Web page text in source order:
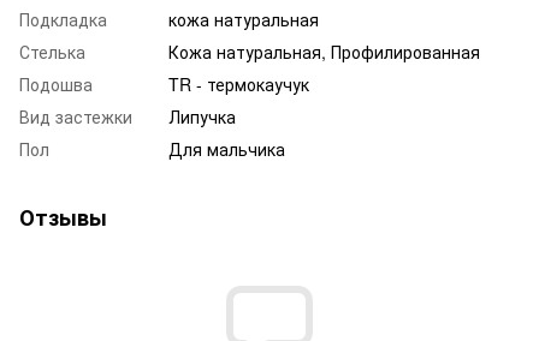
Подкладка
кожа натуральная
Стелька
Кожа натуральная, Профилированная
Подошва
TR - термокаучук
Вид застежки
Липучка
Пол
Для мальчика
Отзывы